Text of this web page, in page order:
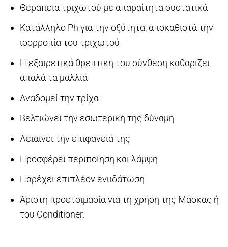
Θεραπεία τριχωτού με απαραίτητα συστατικά
Κατάλληλο Ph για την οξύτητα, αποκαθιστά την
ισορροπία του τριχωτού
Η εξαιρετικά θρεπτική του σύνθεση καθαρίζει
απαλά τα μαλλιά
Αναδομεί την τρίχα
Βελτιώνει την εσωτερική της δύναμη
Λειαίνει την επιφάνειά της
Προσφέρει περιποίηση και λάμψη
Παρέχει επιπλέον ενυδάτωση
Άριστη προετοιμασία για τη χρήση της Μάσκας ή
του Conditioner.